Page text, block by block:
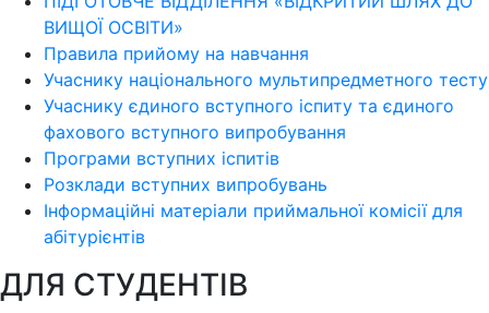
ВИЩОЇ ОСВІТИ»
Правила прийому на навчання
Учаснику національного мультипредметного тесту
Учаснику єдиного вступного іспиту та єдиного
фахового вступного випробування
Програми вступних іспитів
Розклади вступних випробувань
Інформаційні матеріали приймальної комісії для
абітурієнтів
ДЛЯ СТУДЕНТІВ